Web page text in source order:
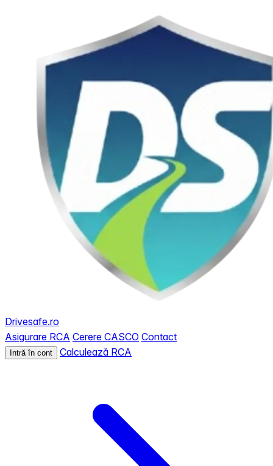
Drivesafe.ro
Asigurare RCA Cerere CASCO Contact
Intră în cont Calculează RCA